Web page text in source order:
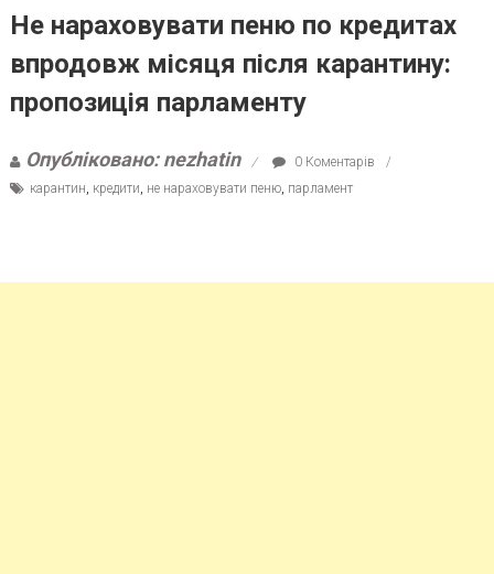
Не нараховувати пеню по кредитах
впродовж місяця після карантину:
пропозиція парламенту
Опубліковано: nezhatin
0 Коментарів
карантин кредити не нараховувати пеню, парламент